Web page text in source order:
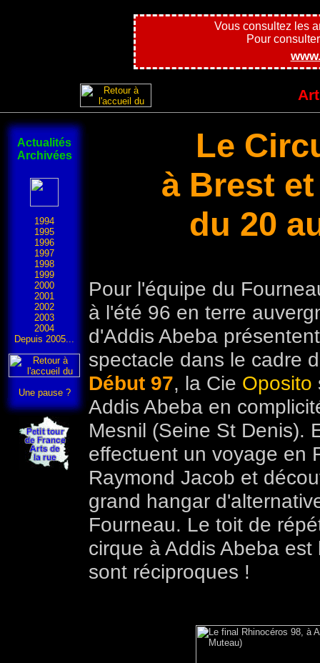
Vous consultez les
Pour
Actualités
Archivées
1994
1995
1996
1997
1998
1999
2000
2001
2002
2003
2004
Depuis 2005...
Une pause ?
Le
à Brest
du 20
Pour l'équipe du
à l'été 96 en terre
d'Addis Abeba
spectacle dans le cadre
Début 97, la Cie Oposito
Addis Abeba en
Mesnil (Seine St Denis).
effectuent un voyage en
Raymond Jacob et
grand hangar
Fourneau. Le toit de
cirque à Addis Abeba
sont réciproques !